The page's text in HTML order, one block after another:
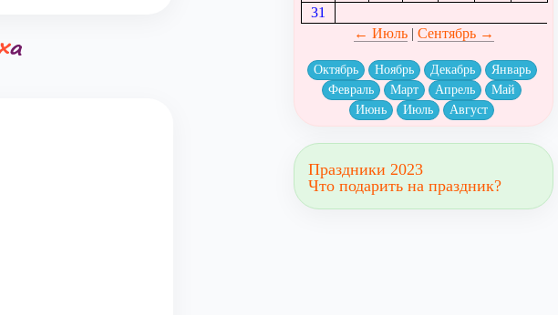
31
← Июль| Сентябрь →
Октябрь Ноябрь Декабрь
Январь
Февраль
Март Апрель
Май
Июнь
Июль Август
Праздники 2023
Что подарить на праздник?